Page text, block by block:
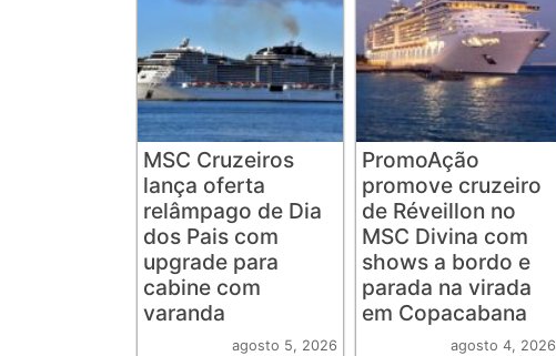
MSC Cruzeiros
lança oferta
relâmpago de Dia
dos Pais com
upgrade para
cabine com
varanda
agosto 5, 2026
PromoAção
promove cruzeiro
de Réveillon no
MSC Divina com
shows a bordo e
parada na virada
em Copacabana
agosto 4, 2026